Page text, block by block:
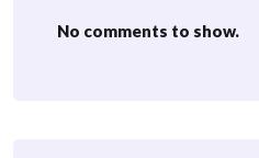
No comments to show.